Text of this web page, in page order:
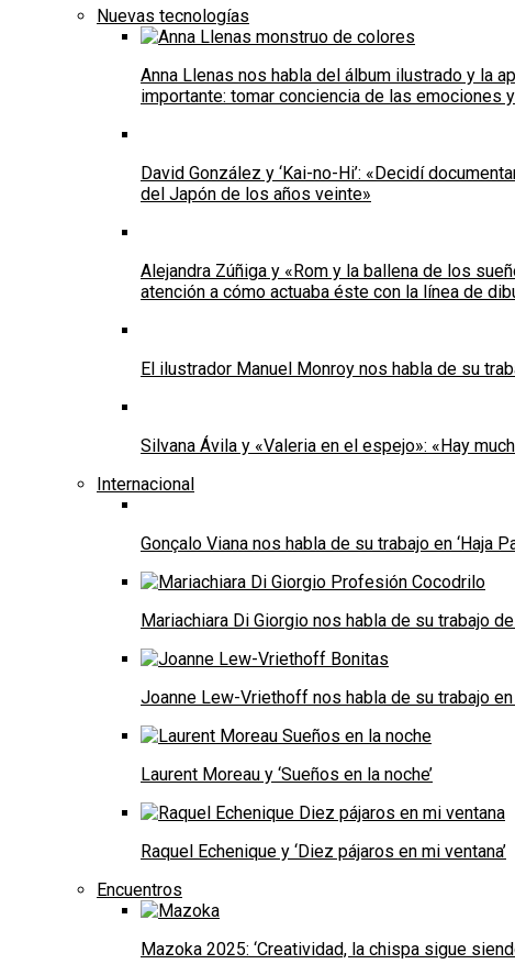
Nuevas tecnologías
Anna Llenas nos habla del álbum ilustrado y la
importante: tomar conciencia de las emociones
David González y ‘Kai-no-Hi’: «Decidí
del Japón de los años veinte»
Alejandra Zúñiga y «Rom y la ballena de los
atención a cómo actuaba éste con la línea de
El ilustrador Manuel Monroy nos habla de su
Silvana Ávila y «Valeria en el espejo»: «Hay
Internacional
Gonçalo Viana nos habla de su trabajo en ‘Haja
Mariachiara Di Giorgio nos habla de su trabajo
Joanne Lew-Vriethoff nos habla de su trabajo en
Laurent Moreau y ‘Sueños en la noche’
Raquel Echenique y ‘Diez pájaros en mi ventana’
Encuentros
Mazoka 2025: ‘Creatividad, la chispa sigue